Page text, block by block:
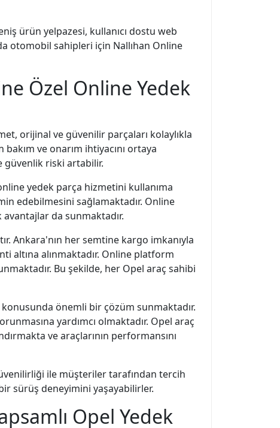
ürün yelpazesi, kullanıcı dostu web
otomobil sahipleri için Nallıhan Online
Özel Online Yedek
orijinal ve güvenilir parçaları kolaylıkla
ve onarım ihtiyacını ortaya
güvenlik riski artabilir.
yedek parça hizmetini kullanıma
edebilmesini sağlamaktadır. Online
da sunmaktadır.
Ankara'nın her semtine kargo imkanıyla
altına alınmaktadır. Online platform
Bu şekilde, her Opel araç sahibi
önemli bir çözüm sunmaktadır.
yardımcı olmaktadır. Opel araç
ve araçlarının performansını
ile müşteriler tarafından tercih
sürüş deneyimini yaşayabilirler.
Opel Yedek